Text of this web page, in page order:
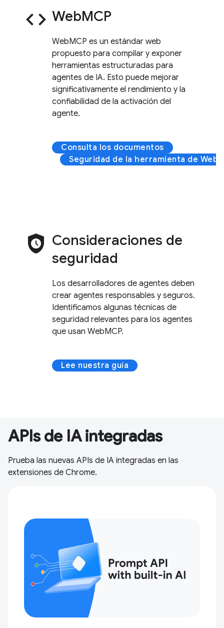
code WebMCP
WebMCP es un estándar web
propuesto para compilar y exponer
herramientas estructuradas para
agentes de IA. Esto puede mejorar
significativamente el rendimiento y la
confiabilidad de la activación del
agente.
Consulta los documentos
Seguridad de la herramienta de
safety_check Consideraciones de
seguridad
Los desarrolladores de agentes deben
crear agentes responsables y seguros.
Identificamos algunas técnicas de
seguridad relevantes para los agentes
que usan WebMCP.
Lee nuestra guía
APIs de IA integradas
Prueba las nuevas APIs de IA integradas en las
extensiones de Chrome.